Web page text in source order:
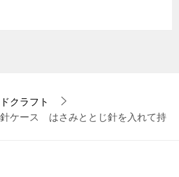
クラフト
ケース はさみととじ針を入れて持